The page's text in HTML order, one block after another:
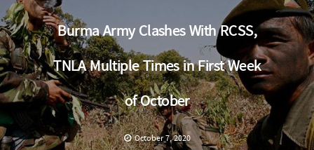
Burma Army Clashes With RCSS,
TNLA Multiple Times in First Week
of October
October 7, 2020